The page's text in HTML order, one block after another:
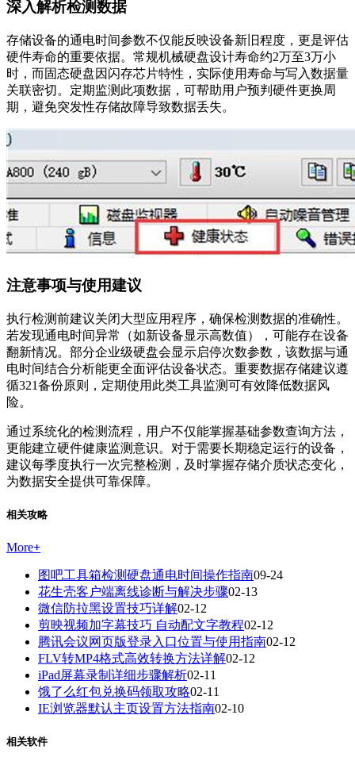
深入解析检测数据
存储设备的通电时间参数不仅能反映设备新旧程度，更是评估
硬件寿命的重要依据。常规机械硬盘设计寿命约2万至3万小
时，而固态硬盘因闪存芯片特性，实际使用寿命与写入数据量
关联密切。定期监测此项数据，可帮助用户预判硬件更换周
期，避免突发性存储故障导致数据丢失。
注意事项与使用建议
执行检测前建议关闭大型应用程序，确保检测数据的准确性。
若发现通电时间异常（如新设备显示高数值），可能存在设备
翻新情况。部分企业级硬盘会显示启停次数参数，该数据与通
电时间结合分析能更全面评估设备状态。重要数据存储建议遵
循321备份原则，定期使用此类工具监测可有效降低数据风
险。
通过系统化的检测流程，用户不仅能掌握基础参数查询方法，
更能建立硬件健康监测意识。对于需要长期稳定运行的设备，
建议每季度执行一次完整检测，及时掌握存储介质状态变化，
为数据安全提供可靠保障。
相关攻略
More+
图吧工具箱检测硬盘通电时间操作指南09-24
花生壳客户端离线诊断与解决步骤02-13
微信防拉黑设置技巧详解02-12
剪映视频加字幕技巧 自动配文字教程02-12
腾讯会议网页版登录入口位置与使用指南02-12
FLV转MP4格式高效转换方法详解02-12
iPad屏幕录制详细步骤解析02-11
饿了么红包兑换码领取攻略02-11
IE浏览器默认主页设置方法指南02-10
相关软件